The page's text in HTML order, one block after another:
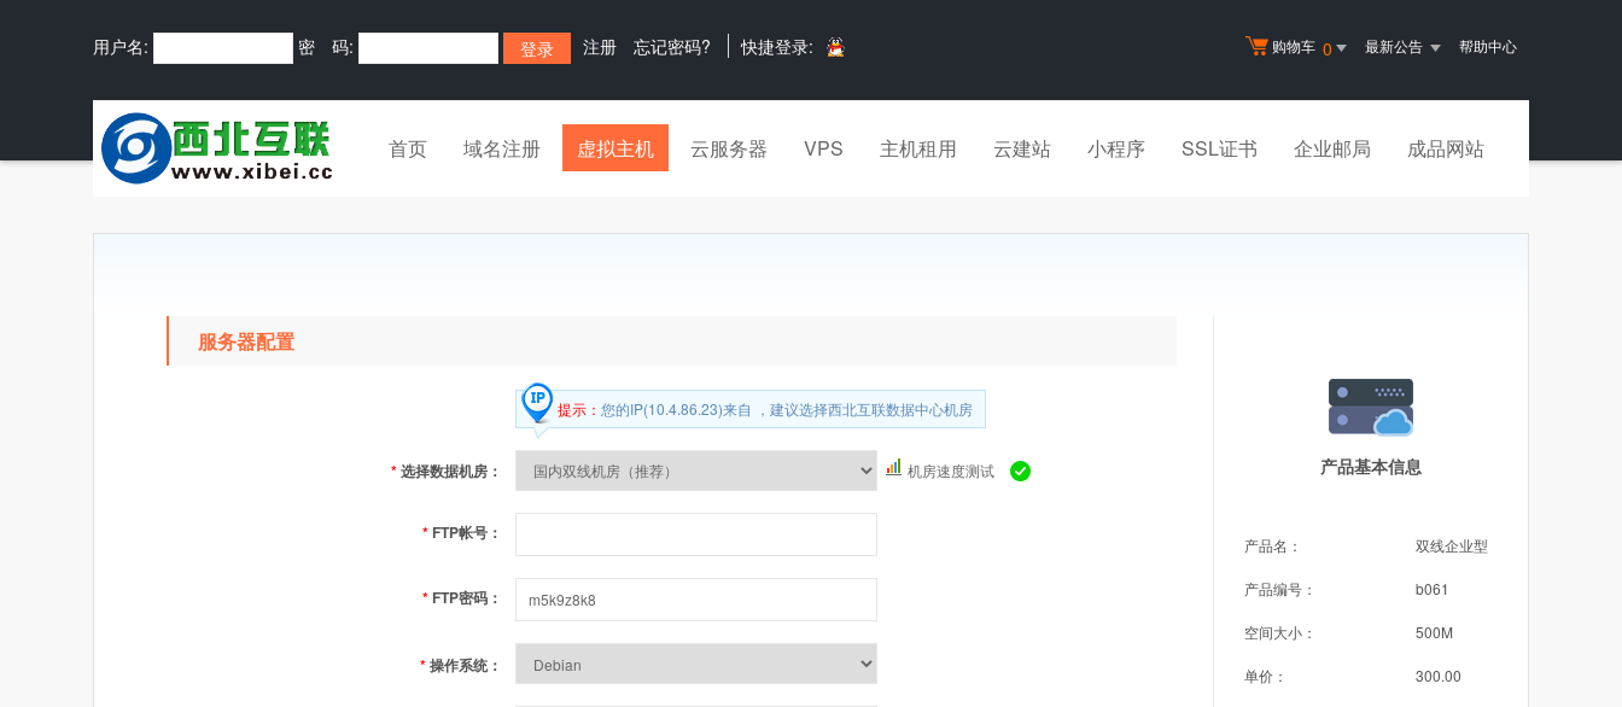
购物车 0 最新公告 帮助中心
用户名: 密 码: 注册 忘记密码? 快捷登录:
首页 域名注册 虚拟主机 云服务器 VPS 主机租用 云建站 小程序 SSL证书 企业邮局 成品网站
产品基本信息
产品名： 双线企业型
产品编号： b061
空间大小： 500M
单价： 300.00
服务器配置
提示： 您的IP(10.4.86.23)来自 ，建议选择西北互联数据中心机房
*选择数据机房： 机房速度测试
* FTP帐号：
* FTP密码：
*操作系统：